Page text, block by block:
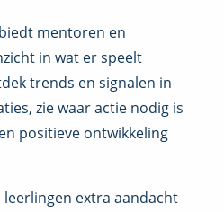
mentoren en
in wat er speelt
trends en signalen in
zie waar actie nodig is
positieve ontwikkeling
leerlingen extra aandacht